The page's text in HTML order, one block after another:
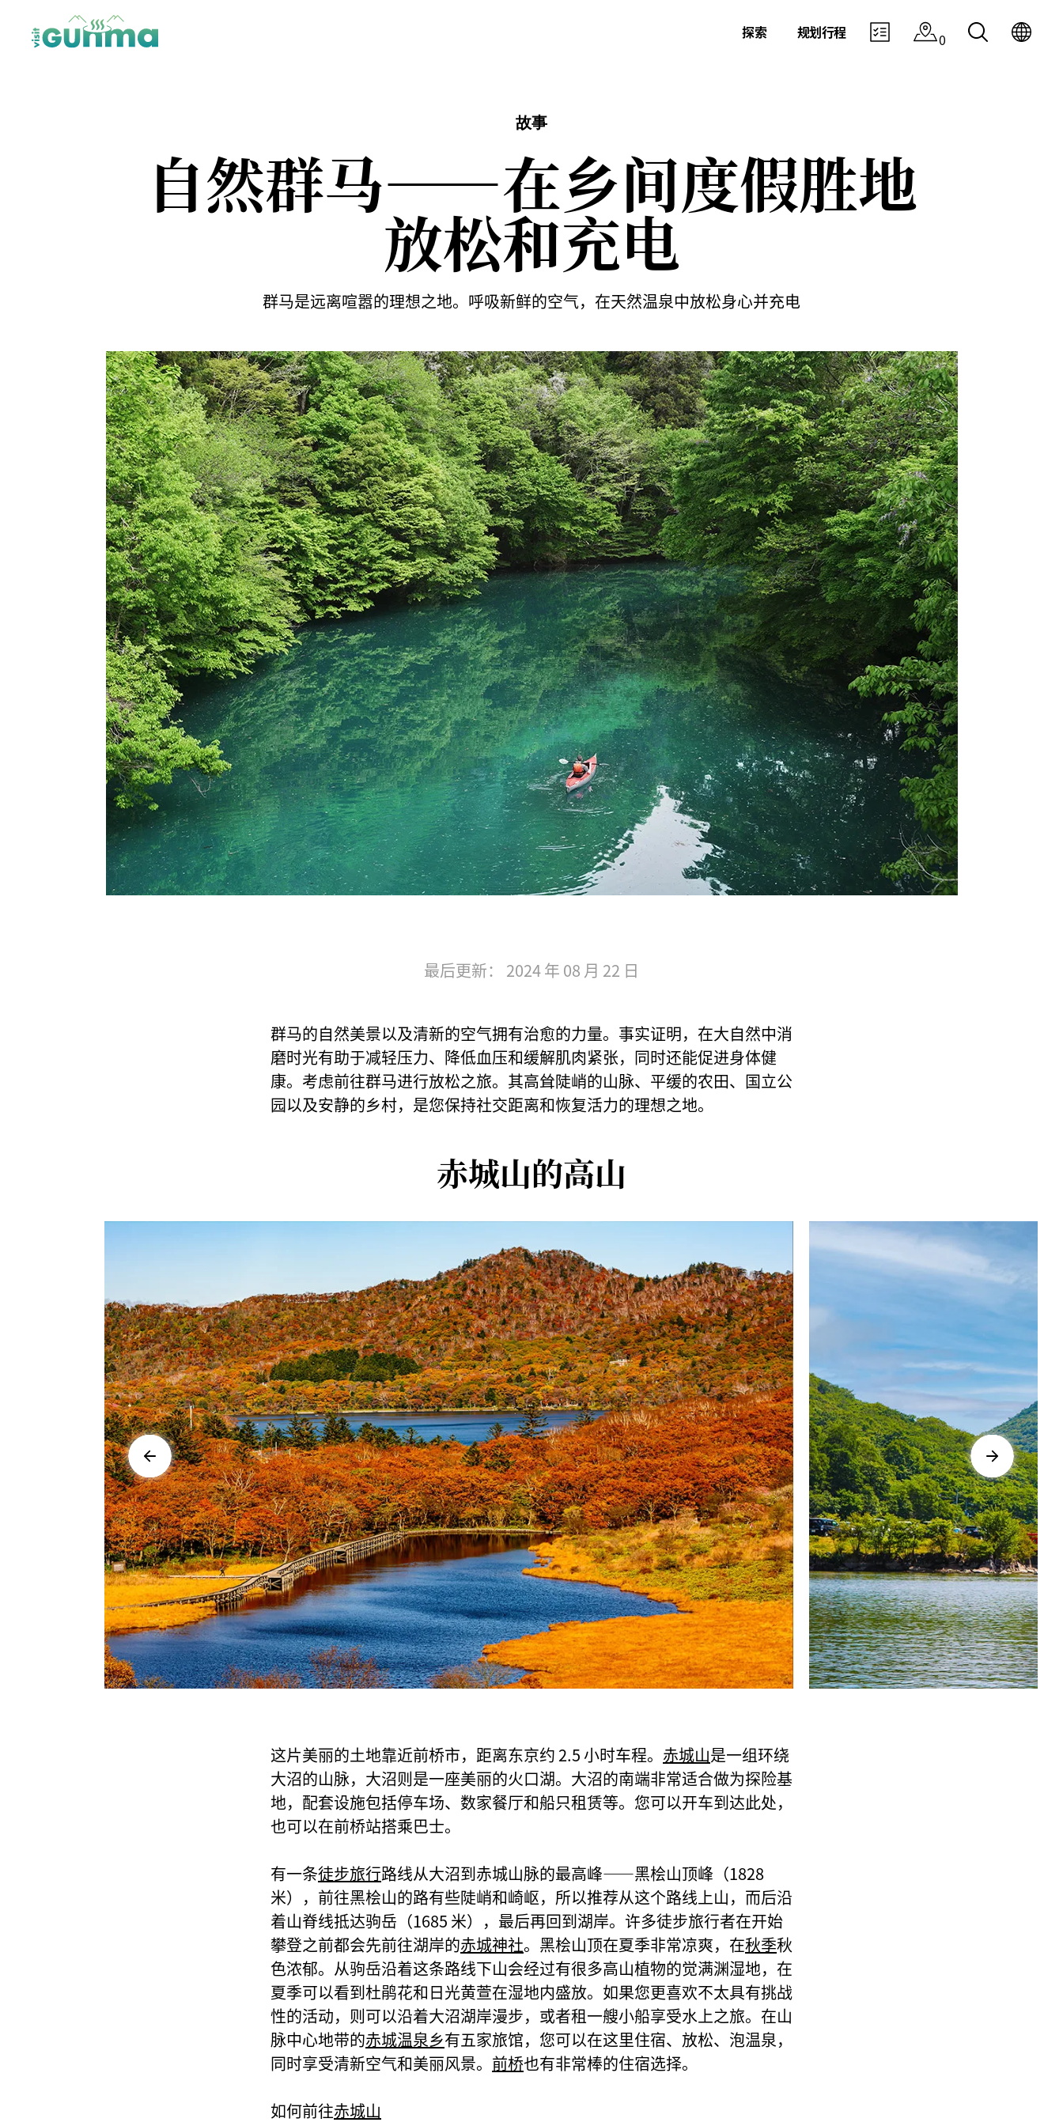
探索 规划行程 0
故事
自然群马——在乡间度假胜地
放松和充电
群马是远离喧嚣的理想之地。呼吸新鲜的空气，在天然温泉中放松身心并充电
最后更新： 2024 年 08 月 22 日
群马的自然美景以及清新的空气拥有治愈的力量。事实证明，在大自然中消
磨时光有助于减轻压力、降低血压和缓解肌肉紧张，同时还能促进身体健
康。考虑前往群马进行放松之旅。其高耸陡峭的山脉、平缓的农田、国立公
园以及安静的乡村，是您保持社交距离和恢复活力的理想之地。
赤城山的高山
这片美丽的土地靠近前桥市，距离东京约 2.5 小时车程。 赤城山是一组环绕
大沼的山脉，大沼则是一座美丽的火口湖。大沼的南端非常适合做为探险基
地，配套设施包括停车场、数家餐厅和船只租赁等。您可以开车到达此处，
也可以在前桥站搭乘巴士。
有一条徒步旅行路线从大沼到赤城山脉的最高峰——黑桧山顶峰（1828
米），前往黑桧山的路有些陡峭和崎岖，所以推荐从这个路线上山，而后沿
着山脊线抵达驹岳（1685 米），最后再回到湖岸。许多徒步旅行者在开始
攀登之前都会先前往湖岸的赤城神社。黑桧山顶在夏季非常凉爽，在秋季秋
色浓郁。从驹岳沿着这条路线下山会经过有很多高山植物的觉满渊湿地，在
夏季可以看到杜鹃花和日光黄萱在湿地内盛放。如果您更喜欢不太具有挑战
性的活动，则可以沿着大沼湖岸漫步，或者租一艘小船享受水上之旅。在山
脉中心地带的赤城温泉乡有五家旅馆，您可以在这里住宿、放松、泡温泉，
同时享受清新空气和美丽风景。 前桥也有非常棒的住宿选择。
如何前往赤城山